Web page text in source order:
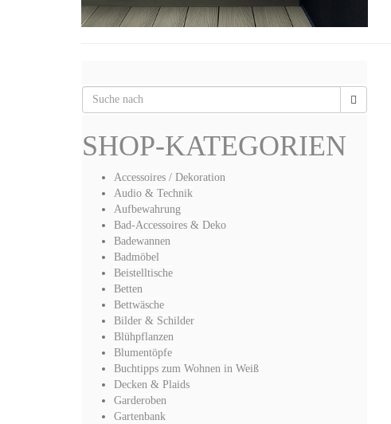
SHOP-KATEGORIEN
Accessoires / Dekoration
Audio & Technik
Aufbewahrung
Bad-Accessoires & Deko
Badewannen
Badmöbel
Beistelltische
Betten
Bettwäsche
Bilder & Schilder
Blühpflanzen
Blumentöpfe
Buchtipps zum Wohnen in Weiß
Decken & Plaids
Garderoben
Gartenbank